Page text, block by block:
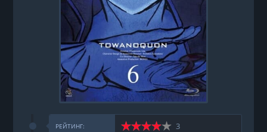
РЕЙТИНГ: 3